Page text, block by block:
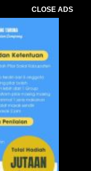
CLOSE ADS